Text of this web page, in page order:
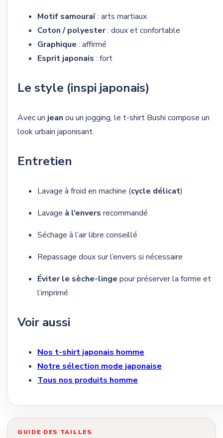
Motif samouraï: arts martiaux
Coton / polyester: doux et confortable
Graphique : affirmé
Esprit japonais : fort
Le style (inspi japonais)
Avec un jean ou un jogging, le t-shirt Bushi compose un
look urbain japonisant.
Entretien
Lavage à froid en machine (cycle délicat)
Lavage à l’envers recommandé
Séchage à l’air libre conseillé
Repassage doux sur l’envers si nécessaire
Éviter le sèche-linge pour préserver la forme et
l’imprimé
Voir aussi
Nos t-shirt japonais homme
Notre sélection mode japonaise
Tous nos produits homme
GUIDE DES TAILLES